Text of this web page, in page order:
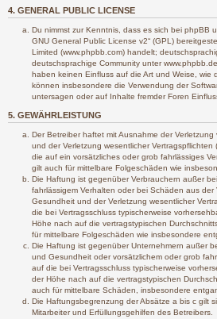
4. GENERAL PUBLIC LICENSE
Du nimmst zur Kenntnis, dass es sich bei phpBB
GNU General Public License v2“ (GPL)
Limited (www.phpbb.com) handelt;
deutschsprachige Community unter
haben keinen Einfluss auf die Art und Weise, wie
können insbesondere die Verwendung der
untersagen oder auf Inhalte fremder Foren
5. GEWÄHRLEISTUNG
Der Betreiber haftet mit Ausnahme der
und der Verletzung wesentlicher Vertragspflichten
die auf ein vorsätzliches oder grob fahrlässiges
gilt auch für mittelbare Folgeschäden wie
Die Haftung ist gegenüber Verbrauchern außer
fahrlässigem Verhalten oder bei Schäden aus
Gesundheit und der Verletzung wesentlicher
die bei Vertragsschluss typischerweise
Höhe nach auf die vertragstypischen
für mittelbare Folgeschäden wie insbesondere
Die Haftung ist gegenüber Unternehmern außer
und Gesundheit oder vorsätzlichem oder grob
auf die bei Vertragsschluss typischerweise
der Höhe nach auf die vertragstypischen
auch für mittelbare Schäden, insbesondere
Die Haftungsbegrenzung der Absätze a bis c gilt
Mitarbeiter und Erfüllungsgehilfen des Betreibers.